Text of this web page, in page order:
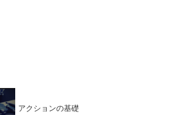
アクションの基礎